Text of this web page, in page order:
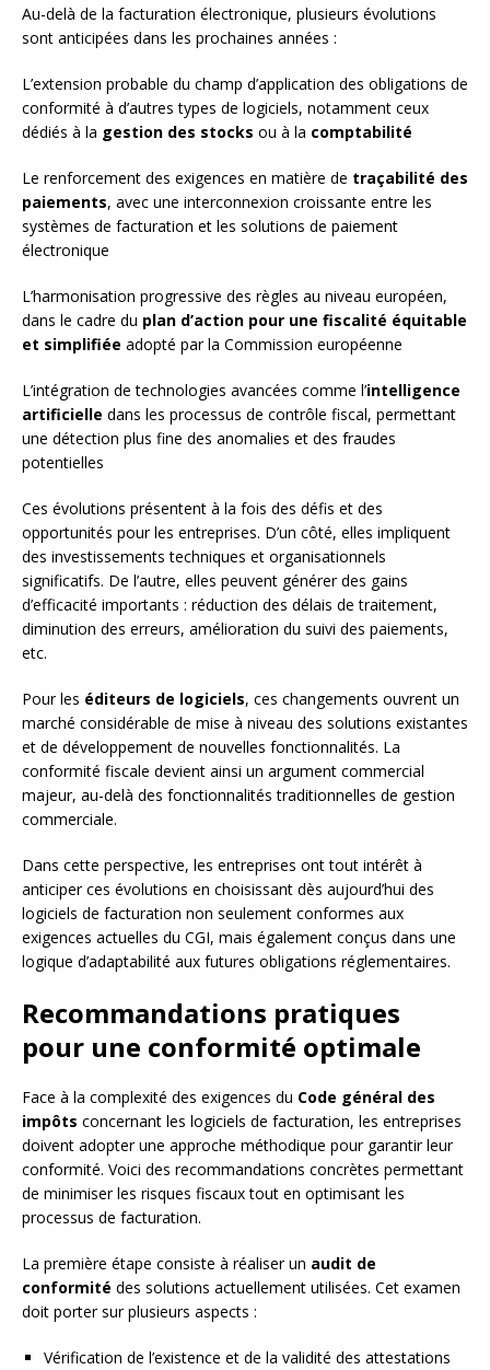
Au-delà de la facturation électronique, plusieurs évolutions
sont anticipées dans les prochaines années :
L’extension probable du champ d’application des obligations de
conformité à d’autres types de logiciels, notamment ceux
dédiés à la gestion des stocks ou à la comptabilité
Le renforcement des exigences en matière de traçabilité des
paiements, avec une interconnexion croissante entre les
systèmes de facturation et les solutions de paiement
électronique
L’harmonisation progressive des règles au niveau européen,
dans le cadre du plan d’action pour une fiscalité équitable
et simplifiée adopté par la Commission européenne
L’intégration de technologies avancées comme l’intelligence
artificielle dans les processus de contrôle fiscal, permettant
une détection plus fine des anomalies et des fraudes
potentielles
Ces évolutions présentent à la fois des défis et des
opportunités pour les entreprises. D’un côté, elles impliquent
des investissements techniques et organisationnels
significatifs. De l’autre, elles peuvent générer des gains
d’efficacité importants : réduction des délais de traitement,
diminution des erreurs, amélioration du suivi des paiements,
etc.
Pour les éditeurs de logiciels, ces changements ouvrent un
marché considérable de mise à niveau des solutions existantes
et de développement de nouvelles fonctionnalités. La
conformité fiscale devient ainsi un argument commercial
majeur, au-delà des fonctionnalités traditionnelles de gestion
commerciale.
Dans cette perspective, les entreprises ont tout intérêt à
anticiper ces évolutions en choisissant dès aujourd’hui des
logiciels de facturation non seulement conformes aux
exigences actuelles du CGI, mais également conçus dans une
logique d’adaptabilité aux futures obligations réglementaires.
Recommandations pratiques
pour une conformité optimale
Face à la complexité des exigences du Code général des
impôts concernant les logiciels de facturation, les entreprises
doivent adopter une approche méthodique pour garantir leur
conformité. Voici des recommandations concrètes permettant
de minimiser les risques fiscaux tout en optimisant les
processus de facturation.
La première étape consiste à réaliser un audit de
conformité des solutions actuellement utilisées. Cet examen
doit porter sur plusieurs aspects :
Vérification de l’existence et de la validité des attestations